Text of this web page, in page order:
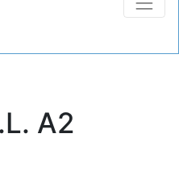
A2